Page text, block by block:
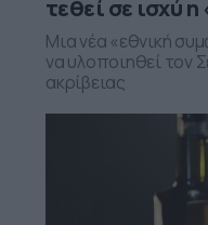
τεθεί σε ισχύ
Μια νέα «εθνική
να υλοποιηθεί τον
ακρίβειας